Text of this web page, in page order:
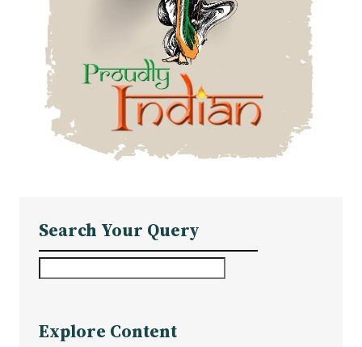
Search Your Query
r
Explore Content